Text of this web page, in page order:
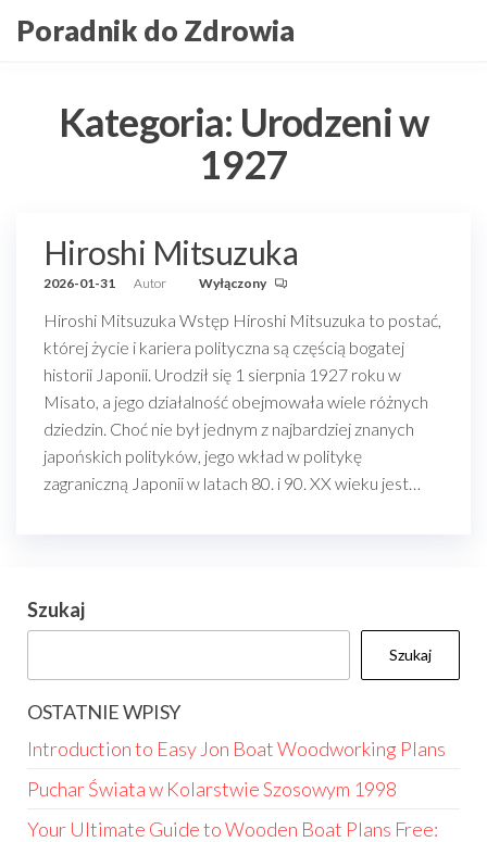
doPoradnik do Zdrowia
Kategoria: Urodzeni w
1927
Hiroshi Mitsuzuka
2026-01-31 Autor Wyłączony
Hiroshi Mitsuzuka Wstęp Hiroshi Mitsuzuka to postać,
której życie i kariera polityczna są częścią bogatej
historii Japonii. Urodził się 1 sierpnia 1927 roku w
Misato, a jego działalność obejmowała wiele różnych
dziedzin. Choć nie był jednym z najbardziej znanych
japońskich polityków, jego wkład w politykę
zagraniczną Japonii w latach 80. i 90. XX wieku jest…
Szukaj
Szukaj
OSTATNIE WPISY
Introduction to Easy Jon Boat Woodworking Plans
Puchar Świata w Kolarstwie Szosowym 1998
Your Ultimate Guide to Wooden Boat Plans Free: